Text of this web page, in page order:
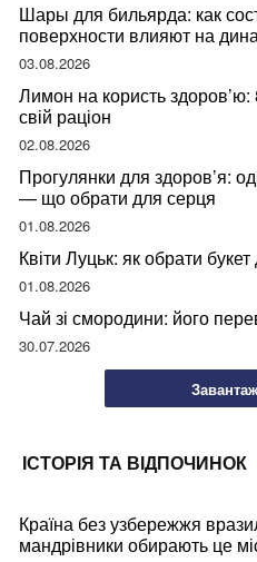
Шары для бильярда: как
поверхности влияют на
03.08.2026
Лимон на користь
свій раціон
02.08.2026
Прогулянки для здоров’я:
— що обрати для серця
01.08.2026
Квіти Луцьк: як обрати
01.08.2026
Чай зі смородини: його
30.07.2026
ІСТОРІЯ ТА ВІДПОЧИНОК
Країна без узбережжя
мандрівники обирають це